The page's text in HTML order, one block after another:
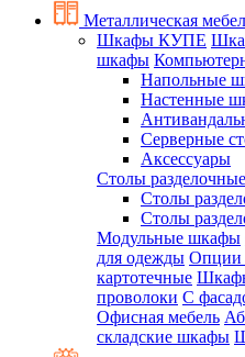
Металлическая
Шкафы КУПЕ
шкафы
Напольные
Настенные
Серверные
Аксессуары
Столы разделочные
Столы
Столы
Модульные шкафы
для одежды Опции
картотечные
проволоки С
Офисная мебель
складские шкафы